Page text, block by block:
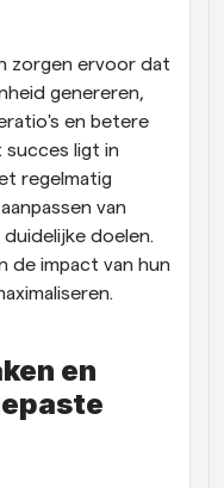
zorgen ervoor dat
genereren,
en betere
succes ligt in
regelmatig
van
doelen.
de impact van hun
en